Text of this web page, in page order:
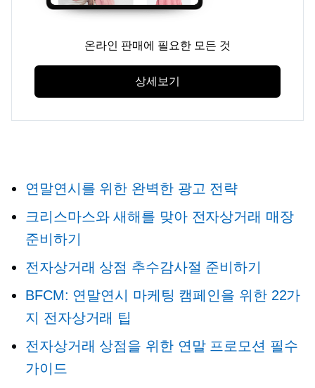
온라인 판매에 필요한 모든 것
상세보기
연말연시를 위한 완벽한 광고 전략
크리스마스와 새해를 맞아 전자상거래 매장
준비하기
전자상거래 상점 추수감사절 준비하기
BFCM: 연말연시 마케팅 캠페인을 위한 22가
지 전자상거래 팁
전자상거래 상점을 위한 연말 프로모션 필수
가이드